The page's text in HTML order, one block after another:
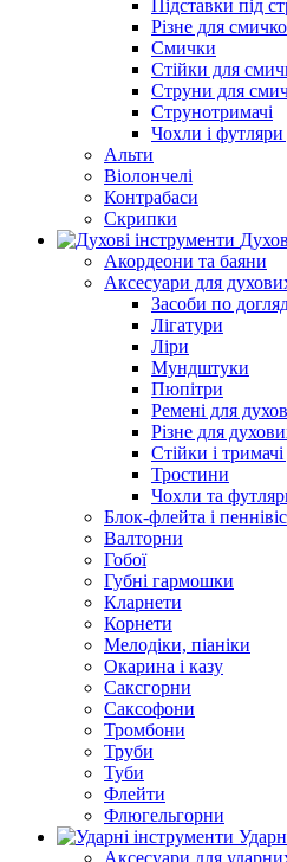
Підставки під
Різне для
Смички
Стійки для
Струни для
Струнотримачі
Чохли і
Альти
Віолончелі
Контрабаси
Скрипки
Акордеони та баяни
Аксесуари для
Засоби по
Лігатури
Ліри
Мундштуки
Пюпітри
Ремені для
Різне для
Стійки і
Тростини
Чохли та
Блок-флейта і
Валторни
Гобої
Губні гармошки
Кларнети
Корнети
Мелодіки, піаніки
Окарина і казу
Саксгорни
Саксофони
Тромбони
Труби
Туби
Флейти
Флюгельгорни
Аксесуари для